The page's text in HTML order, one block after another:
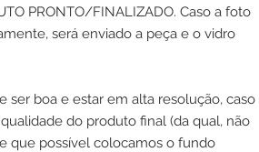
PRONTO/FINALIZADO. Caso a foto
será enviado a peça e o vidro
ser boa e estar em alta resolução, caso
do produto final (da qual, não
que possível colocamos o fundo